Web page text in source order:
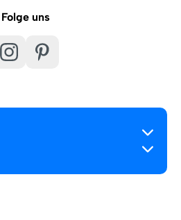
Folge uns